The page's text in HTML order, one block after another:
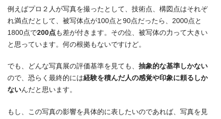
例えばプロ２人が写真を撮ったとして、技術点、構図点はそれぞ
れ満点だとして、被写体点が100点と90点だったら、2000点と
1800点で200点も差が付きます。その位、被写体の力って大きい
と思っています。何の根拠もないですけど。
でも、どんな写真展の評価基準を見ても、 抽象的な基準しかない
ので、恐らく最終的には経験を積んだ人の感覚や印象に頼るしか
ないんだと思います。
もし、この写真の影響を具体的に表したいのであれば、写真を見